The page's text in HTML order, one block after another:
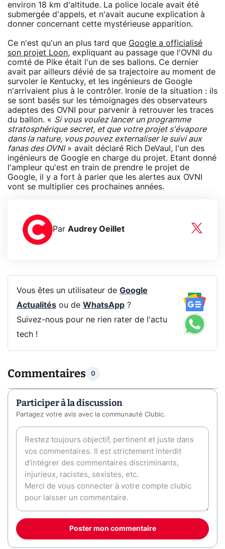
environ 18 km d'altitude. La police locale avait été
submergée d'appels, et n'avait aucune explication à
donner concernant cette mystérieuse apparition.
Ce n'est qu'un an plus tard que Google a officialisé
son projet Loon, expliquant au passage que l'OVNI du
comté de Pike était l'un de ses ballons. Ce dernier
avait par ailleurs dévié de sa trajectoire au moment de
survoler le Kentucky, et les ingénieurs de Google
n'arrivaient plus à le contrôler. Ironie de la situation : ils
se sont basés sur les témoignages des observateurs
adeptes des OVNI pour parvenir à retrouver les traces
du ballon. « Si vous voulez lancer un programme
stratosphérique secret, et que votre projet s'évapore
dans la nature, vous pouvez externaliser le suivi aux
fanas des OVNI» avait déclaré Rich DeVaul, l'un des
ingénieurs de Google en charge du projet. Etant donné
l'ampleur qu'est en train de prendre le projet de
Google, il y a fort à parier que les alertes aux OVNI
vont se multiplier ces prochaines années.
Par Audrey Oeillet
Vous êtes un utilisateur de Google
Actualitésou de WhatsApp?
Suivez-nous pour ne rien rater de l'actu
tech !
Commentaires 0
Participer à la discussion
Partagez votre avis avec la communauté Clubic.
Poster mon commentaire